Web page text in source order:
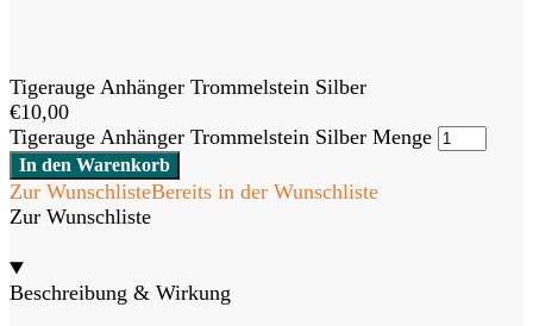
Tigerauge Anhänger Trommelstein Silber
€10,00
Tigerauge Anhänger Trommelstein Silber Menge
In den Warenkorb
Zur WunschlisteBereits in der Wunschliste
Zur Wunschliste
Beschreibung & Wirkung